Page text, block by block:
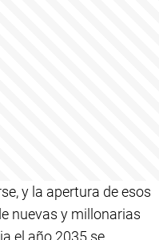
y la apertura de esos
nuevas y millonarias
el año 2035 se